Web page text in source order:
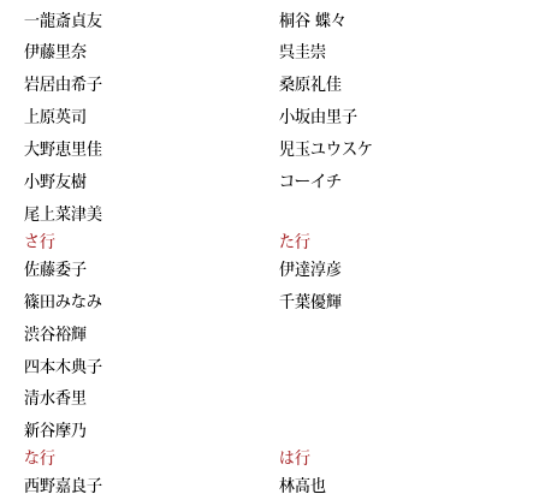
一龍斎貞友
伊藤里奈
岩居由希子
上原英司
大野恵里佳
小野友樹
尾上菜津美
桐谷 蝶々
呉圭崇
桑原礼佳
小坂由里子
児玉ユウスケ
コーイチ
さ行
佐藤委子
篠田みなみ
渋谷裕輝
四本木典子
清水香里
新谷摩乃
た行
伊達淳彦
千葉優輝
な行
西野嘉良子
は行
林高也